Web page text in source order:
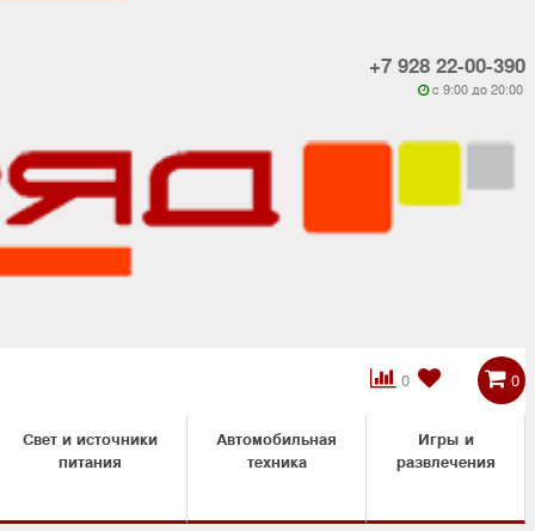
+7 928 22-00-390
 c 9:00 до 20:00
0

 0
Свет и источники
питания
Автомобильная
техника
Игры и
развлечения